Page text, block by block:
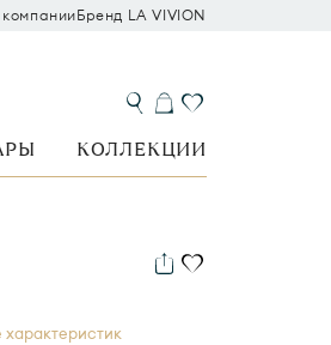
Бренд LA VIVION
КОЛЛЕКЦИИ